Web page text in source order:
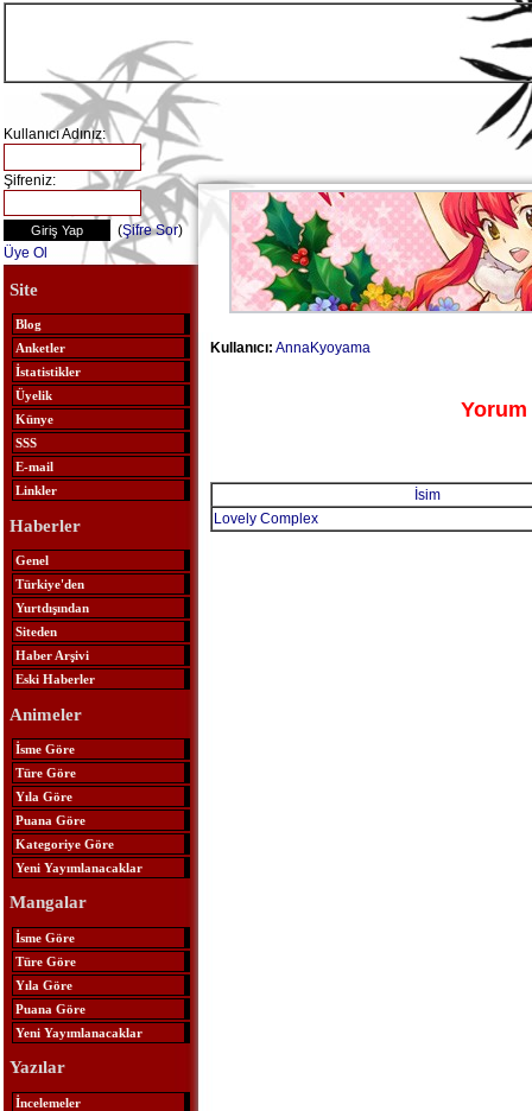
Kullanıcı Adınız:
Şifreniz:
(Şifre Sor)
Üye Ol
Site
Blog
Anketler
İstatistikler
Üyelik
Künye
SSS
E-mail
Linkler
Haberler
Genel
Türkiye'den
Yurtdışından
Siteden
Haber Arşivi
Eski Haberler
Animeler
İsme Göre
Türe Göre
Yıla Göre
Puana Göre
Kategoriye Göre
Yeni Yayımlanacaklar
Mangalar
İsme Göre
Türe Göre
Yıla Göre
Puana Göre
Yeni Yayımlanacaklar
Yazılar
İncelemeler
Kullanıcı: AnnaKyoyama
Yorum
İsim
Lovely Complex